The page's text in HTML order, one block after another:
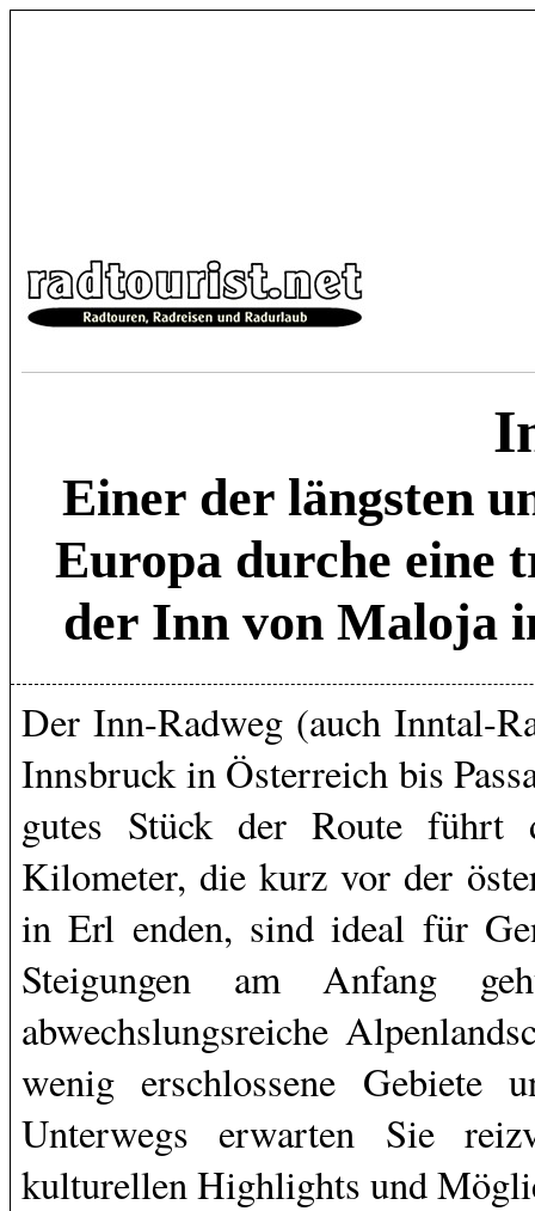
Einer der längsten
Europa durche eine
der Inn von Maloja
Der Inn-Radweg (auch Inntal-
Innsbruck in Österreich bis
gutes Stück der Route
Kilometer, die kurz vor der
in Erl enden, sind ideal für
Steigungen am Anfang
abwechslungsreiche
wenig erschlossene
Unterwegs erwarten Sie
kulturellen Highlights und